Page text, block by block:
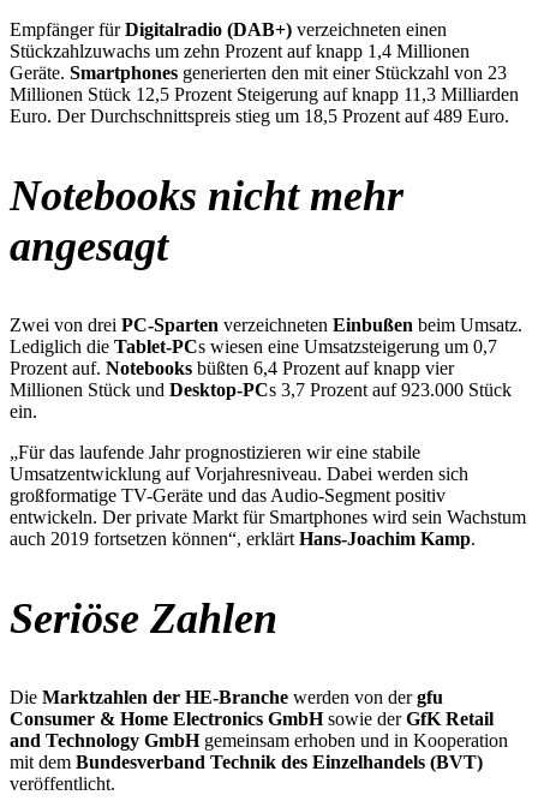
Empfänger fürDigitalradio (DAB+) verzeichneten einen
Stückzahlzuwachs um zehn Prozent auf knapp 1,4 Millionen
Geräte. Smartphones generierten den mit einer Stückzahl von 23
Millionen Stück 12,5 Prozent Steigerung auf knapp 11,3 Milliarden
Euro. Der Durchschnittspreis stieg um 18,5 Prozent auf 489 Euro.
Notebooks nicht mehr
angesagt
Zwei von drei PC-Sparten verzeichneten Einbußen beim Umsatz.
Lediglich die Tablet-PCs wiesen eine Umsatzsteigerung um 0,7
Prozent auf. Notebooks büßten 6,4 Prozent auf knapp vier
Millionen Stück und Desktop-PCs 3,7 Prozent auf 923.000 Stück
ein.
„Für das laufende Jahr prognostizieren wir eine stabile
Umsatzentwicklung auf Vorjahresniveau. Dabei werden sich
großformatige TV-Geräte und das Audio-Segment positiv
entwickeln. Der private Markt für Smartphones wird sein Wachstum
auch 2019 fortsetzen können“, erklärt Hans-Joachim Kamp.
Seriöse Zahlen
Die Marktzahlen der HE-Branche werden von dergfu
Consumer & Home Electronics GmbHsowie derGfK Retail
and Technology GmbHgemeinsam erhoben und in Kooperation
mit dem Bundesverband Technik des Einzelhandels (BVT)
veröffentlicht.